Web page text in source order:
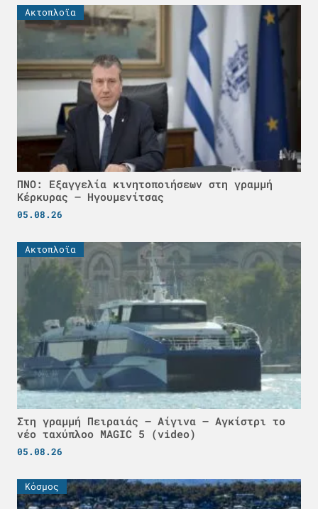
Ακτοπλοϊα
ΠΝΟ: Εξαγγελία κινητοποιήσεων στη γραμμή
Κέρκυρας – Ηγουμενίτσας
05.08.26
Ακτοπλοϊα
Στη γραμμή Πειραιάς – Αίγινα – Αγκίστρι το
νέο ταχύπλοο MAGIC 5 (video)
05.08.26
Κόσμος